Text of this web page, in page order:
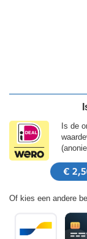
Is de
Of kies een andere